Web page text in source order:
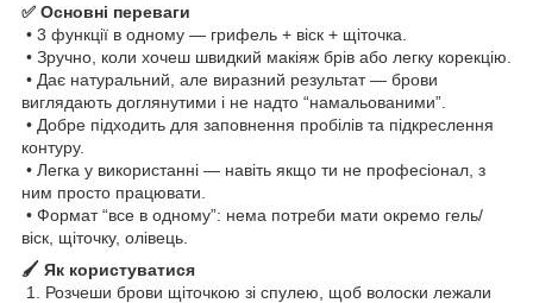
✅ Основні переваги
• 3 функції в одному — грифель + віск + щіточка.
• Зручно, коли хочеш швидкий макіяж брів або легку корекцію.
• Дає натуральний, але виразний результат — брови
виглядають доглянутими і не надто “намальованими”.
• Добре підходить для заповнення пробілів та підкреслення
контуру.
• Легка у використанні — навіть якщо ти не професіонал, з
ним просто працювати.
• Формат “все в одному”: нема потреби мати окремо гель/
віск, щіточку, олівець.
🖌 Як користуватися
1. Розчеши брови щіточкою зі спулею, щоб волоски лежали